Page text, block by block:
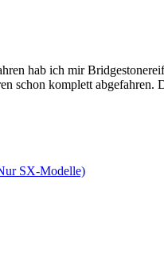
hab ich mir
schon komplett abgefahren.
SX-Modelle)